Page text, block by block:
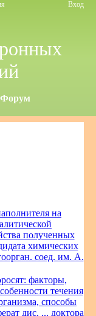
Вход
Форум
на
полученных
химических
соед. им. А.
факторы,
течения
способы
дис. ... доктора